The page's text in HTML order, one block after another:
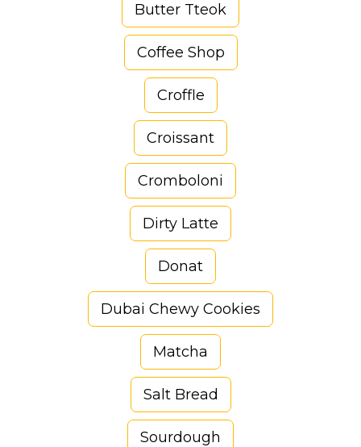
Butter Tteok
Coffee Shop
Croffle
Croissant
Cromboloni
Dirty Latte
Donat
Dubai Chewy Cookies
Matcha
Salt Bread
Sourdough